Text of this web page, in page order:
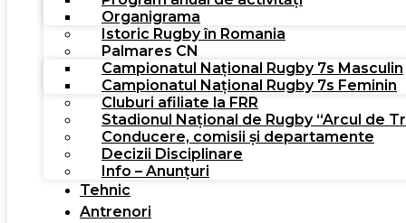
Organigrama
Istoric Rugby în Romania
Palmares CN
Campionatul Național Rugby 7s Masculin
Campionatul Național Rugby 7s Feminin
Cluburi afiliate la FRR
Stadionul Național de Rugby “Arcul de
Conducere, comisii și departamente
Decizii Disciplinare
Info – Anunțuri
Tehnic
Antrenori